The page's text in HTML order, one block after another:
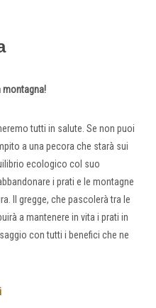
montagna!
tutti in salute. Se non puoi
a una pecora che starà sui
ecologico col suo
i prati e le montagne
Il gregge, che pascolerà tra le
a mantenere in vita i prati in
con tutti i benefici che ne